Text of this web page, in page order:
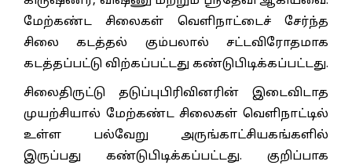
மேற்கண்ட சிலைகள் வெளிநாட்டைச் சேர்ந்த
சிலை கடத்தல் கும்பலால் சட்டவிரோதமாக
கடத்தப்பட்டு விற்கப்பட்டது கண்டுபிடிக்கப்பட்டது.
சிலைதிருட்டு தடுப்புபிரிவினரின் இடைவிடாத
முயற்சியால் மேற்கண்ட சிலைகள் வெளிநாட்டில்
உள்ள பல்வேறு அருங்காட்சியகங்களில்
இருப்பது கண்டுபிடிக்கப்பட்டது. குறிப்பாக